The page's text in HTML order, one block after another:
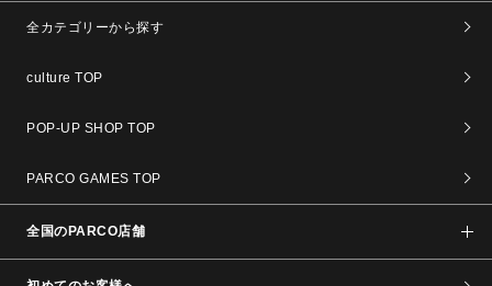
全カテゴリーから探す
culture TOP
POP-UP SHOP TOP
PARCO GAMES TOP
全国のPARCO店舗